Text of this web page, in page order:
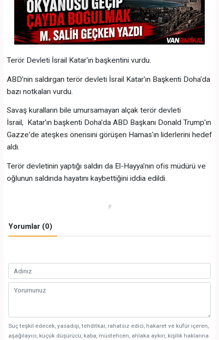
Terör Devleti İsrail Katar'ın başkentini vurdu.
ABD'nin saldırgan terör devleti İsrail Katar'ın Başkenti Doha'da
bazı notkaları vurdu.
Savaş kuralların bile umursamayan alçak terör devleti
İsrail, Katar’ın başkenti Doha'da ABD Başkanı Donald Trump'ın
Gazze'de ateşkes önerisini görüşen Hamas'ın liderlerini hedef
aldı.
Terör devletinin yaptığı saldırı da El-Hayya'nın ofis müdürü ve
oğlunun saldırıda hayatını kaybettiğini iddia edildi.
#
Yorumlar (0)
Suç teşkil edecek, yasadışı, tehditkar, rahatsız edici, hakaret ve küfür içeren,
aşağılayıcı, küçük düşürücü, kaba, müstehcen, ahlaka aykırı, kişilik haklarına